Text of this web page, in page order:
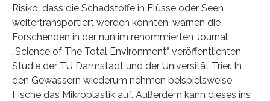
Risiko, dass die Schadstoffe in Flüsse oder Seen
weitertransportiert werden könnten, warnen die
Forschenden in der nun im renommierten Journal
„Science of The Total Environment“ veröffentlichten
Studie der TU Darmstadt und der Universität Trier. In
den Gewässern wiederum nehmen beispielsweise
Fische das Mikroplastik auf. Außerdem kann dieses ins